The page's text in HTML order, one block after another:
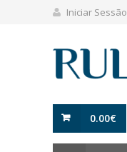
Iniciar Sessão
0.00€